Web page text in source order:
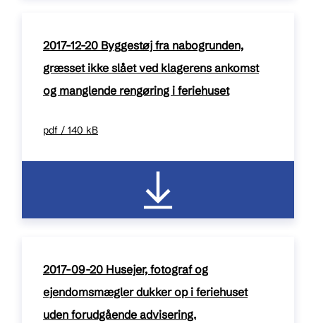
2017-12-20 Byggestøj fra nabogrunden,
græsset ikke slået ved klagerens ankomst
og manglende rengøring i feriehuset
pdf / 140 kB
2017-09-20 Husejer, fotograf og
ejendomsmægler dukker op i feriehuset
uden forudgående advisering.